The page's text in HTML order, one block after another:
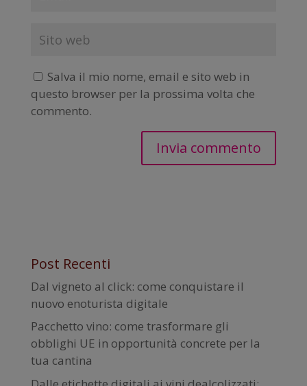
Salva il mio nome, email e sito web in
questo browser per la prossima volta che
commento.
Post Recenti
Dal vigneto al click: come conquistare il
nuovo enoturista digitale
Pacchetto vino: come trasformare gli
obblighi UE in opportunità concrete per la
tua cantina